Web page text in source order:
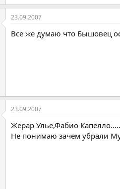
23.09.2007
Все же думаю что Бышовец
23.09.2007
Жерар Улье,Фабио
Не понимаю зачем убрали